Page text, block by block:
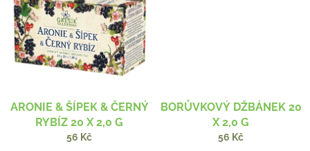
ARONIE & ŠÍPEK & ČERNÝ
RYBÍZ 20 X 2,0 G
56 Kč
BORŮVKOVÝ DŽBÁNEK 20
X 2,0 G
56 Kč